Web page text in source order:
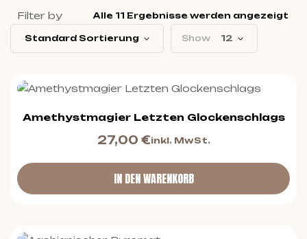
Filter by Alle 11 Ergebnisse werden angezeigt
Standard Sortierung Show 12
Amethystmagier Letzten Glockenschlags
27,00 €inkl. MwSt.
IN DEN WARENKORB